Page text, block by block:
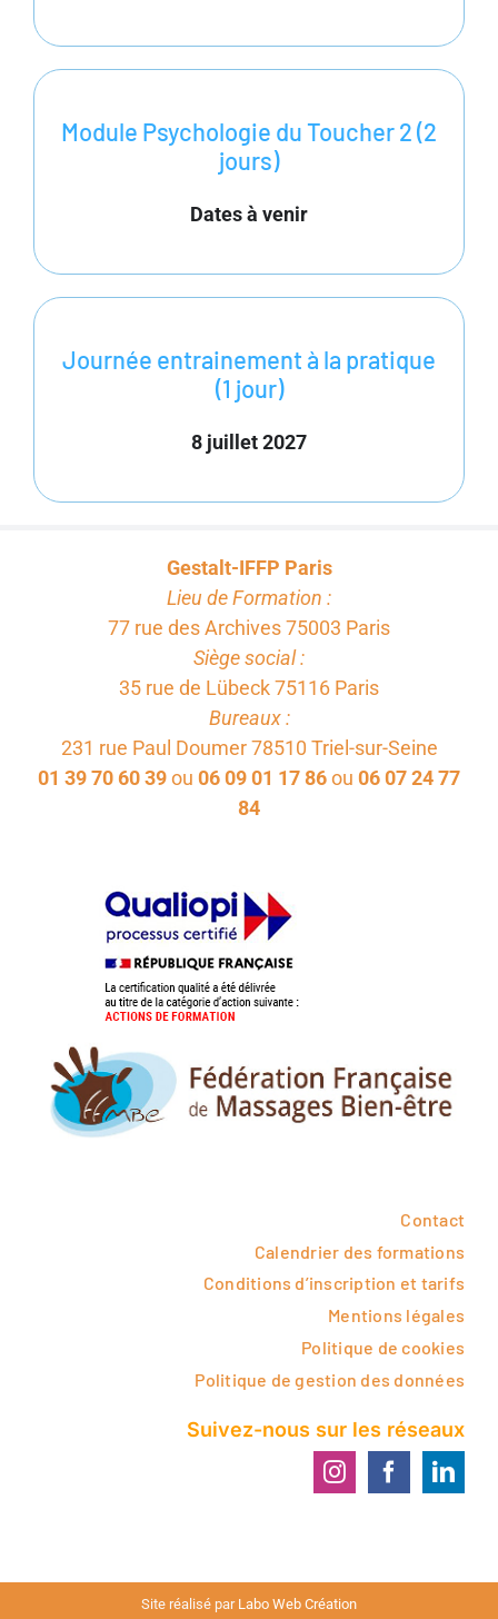
Module Psychologie du Toucher 2 (2
jours)
Dates à venir
Journée entrainement à la pratique
(1 jour)
8 juillet 2027
Gestalt-IFFP Paris
Lieu de Formation :
77 rue des Archives 75003 Paris
Siège social :
35 rue de Lübeck 75116 Paris
Bureaux :
231 rue Paul Doumer 78510 Triel-sur-Seine
01 39 70 60 39ou 06 09 01 17 86ou 06 07 24 77
84
Contact
Calendrier des formations
Conditions d’inscription et tarifs
Mentions légales
Politique de cookies
Politique de gestion des données
Suivez-nous sur les réseaux
Site réalisé par Labo Web Création